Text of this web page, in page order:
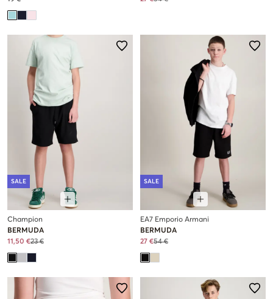
SALE
Champion
BERMUDA
11,50 €23 €
SALE
EA7 Emporio Armani
BERMUDA
27 €54 €